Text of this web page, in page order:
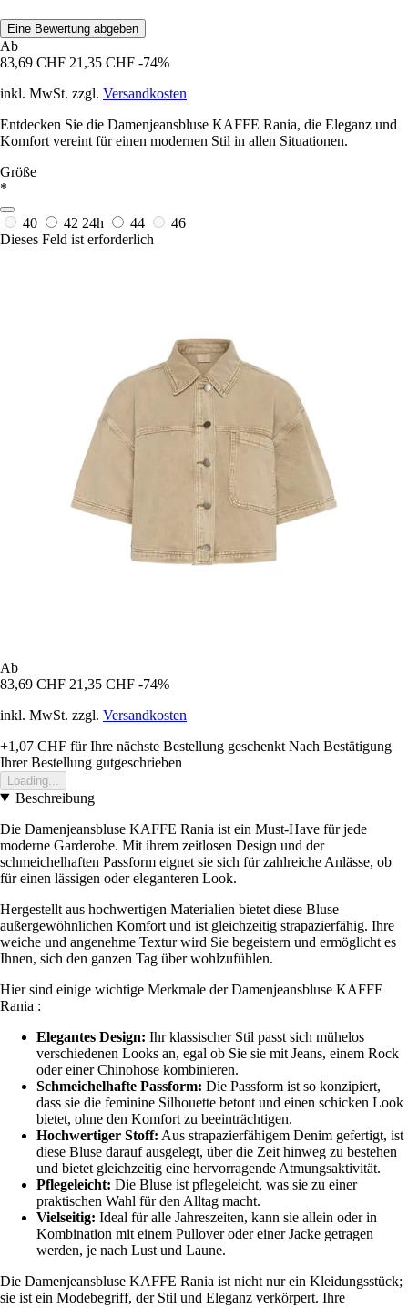
Eine Bewertung abgeben
Ab
83,69 CHF 21,35 CHF -74%
inkl. MwSt. zzgl. Versandkosten
Entdecken Sie die Damenjeansbluse KAFFE Rania, die Eleganz und
Komfort vereint für einen modernen Stil in allen Situationen.
Größe
*
40 42 24h 44
46
Dieses Feld ist erforderlich
Ab
83,69 CHF 21,35 CHF -74%
inkl. MwSt. zzgl. Versandkosten
+1,07 CHF für Ihre nächste Bestellung geschenkt Nach Bestätigung
Ihrer Bestellung gutgeschrieben
Loading...
Beschreibung
Die Damenjeansbluse KAFFE Rania ist ein Must-Have für jede
moderne Garderobe. Mit ihrem zeitlosen Design und der
schmeichelhaften Passform eignet sie sich für zahlreiche Anlässe, ob
für einen lässigen oder eleganteren Look.
Hergestellt aus hochwertigen Materialien bietet diese Bluse
außergewöhnlichen Komfort und ist gleichzeitig strapazierfähig. Ihre
weiche und angenehme Textur wird Sie begeistern und ermöglicht es
Ihnen, sich den ganzen Tag über wohlzufühlen.
Hier sind einige wichtige Merkmale der Damenjeansbluse KAFFE
Rania :
Elegantes Design: Ihr klassischer Stil passt sich mühelos
verschiedenen Looks an, egal ob Sie sie mit Jeans, einem Rock
oder einer Chinohose kombinieren.
Schmeichelhafte Passform: Die Passform ist so konzipiert,
dass sie die feminine Silhouette betont und einen schicken Look
bietet, ohne den Komfort zu beeinträchtigen.
Hochwertiger Stoff: Aus strapazierfähigem Denim gefertigt, ist
diese Bluse darauf ausgelegt, über die Zeit hinweg zu bestehen
und bietet gleichzeitig eine hervorragende Atmungsaktivität.
Pflegeleicht: Die Bluse ist pflegeleicht, was sie zu einer
praktischen Wahl für den Alltag macht.
Vielseitig: Ideal für alle Jahreszeiten, kann sie allein oder in
Kombination mit einem Pullover oder einer Jacke getragen
werden, je nach Lust und Laune.
Die Damenjeansbluse KAFFE Rania ist nicht nur ein Kleidungsstück;
sie ist ein Modebegriff, der Stil und Eleganz verkörpert. Ihre